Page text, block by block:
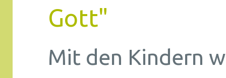
Gott"
Mit den Kindern